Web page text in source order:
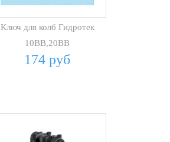
Ключ для колб Гидротек
10BB,20BB
174 руб